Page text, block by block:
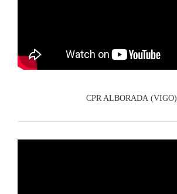
CPR ALBORADA (VIGO)